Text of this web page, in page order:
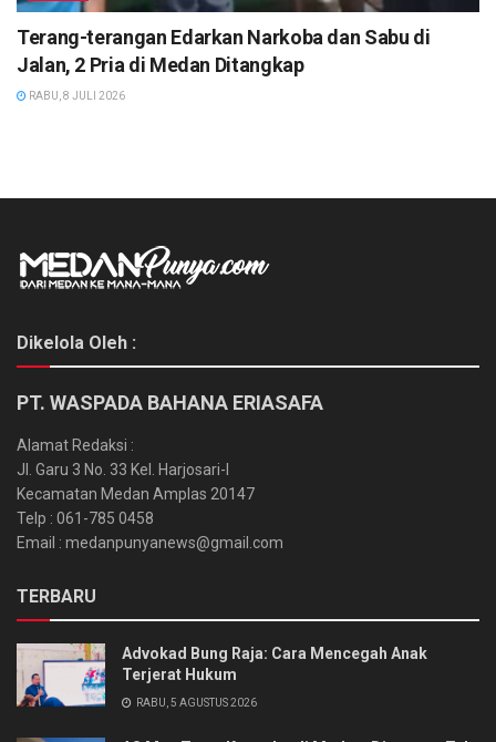
Terang-terangan Edarkan Narkoba dan Sabu di
Jalan, 2 Pria di Medan Ditangkap
RABU, 8 JULI 2026
Dikelola Oleh :
PT. WASPADA BAHANA ERIASAFA
Alamat Redaksi :
Jl. Garu 3 No. 33 Kel. Harjosari-I
Kecamatan Medan Amplas 20147
Telp : 061-785 0458
Email : medanpunyanews@gmail.com
TERBARU
Advokad Bung Raja: Cara Mencegah Anak
Terjerat Hukum
RABU, 5 AGUSTUS 2026